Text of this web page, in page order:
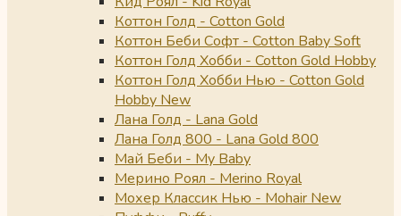
Коттон Голд - Cotton Gold
Коттон Беби Софт - Cotton Baby Soft
Коттон Голд Хобби - Cotton Gold Hobby
Коттон Голд Хобби Нью - Cotton Gold
Hobby New
Лана Голд - Lana Gold
Лана Голд 800 - Lana Gold 800
Май Беби - My Baby
Мерино Роял - Merino Royal
Мохер Классик Нью - Mohair New